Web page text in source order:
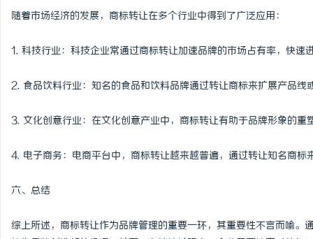
随着市场经济的发展，商标转让在多个行业中得到了广泛应用：
1. 科技行业：科技企业常通过商标转让加速品牌的市场占有率，快速
2. 食品饮料行业：知名的食品和饮料品牌通过转让商标来扩展产品线
3. 文化创意行业：在文化创意产业中，商标转让有助于品牌形象的重
4. 电子商务：电商平台中，商标转让越来越普遍，通过转让知名商标
六、总结
综上所述，商标转让作为品牌管理的重要一环，其重要性不言而喻